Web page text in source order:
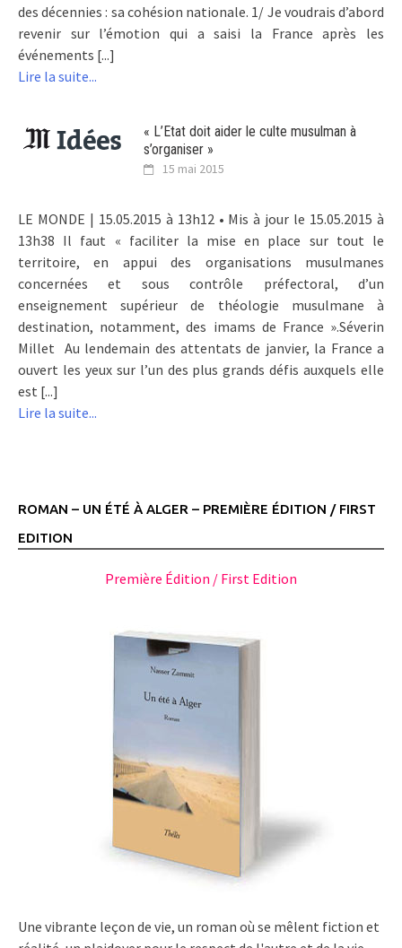
des décennies : sa cohésion nationale. 1/ Je voudrais d’abord
revenir sur l’émotion qui a saisi la France après les
événements [...]
Lire la suite...
« L’Etat doit aider le culte musulman à
s’organiser »
15 mai 2015
LE MONDE | 15.05.2015 à 13h12 • Mis à jour le 15.05.2015 à
13h38 Il faut « faciliter la mise en place sur tout le
territoire, en appui des organisations musulmanes
concernées et sous contrôle préfectoral, d’un
enseignement supérieur de théologie musulmane à
destination, notamment, des imams de France ».Séverin
Millet Au lendemain des attentats de janvier, la France a
ouvert les yeux sur l’un des plus grands défis auxquels elle
est [...]
Lire la suite...
ROMAN – UN ÉTÉ À ALGER – PREMIÈRE ÉDITION / FIRST
EDITION
Première Édition / First Edition
Une vibrante leçon de vie, un roman où se mêlent fiction et